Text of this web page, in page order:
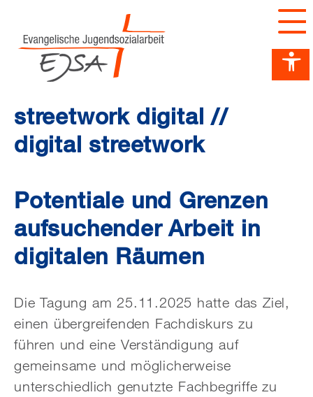
Barrierefreiheit Dashboard öffnen
Hauptnavigation anzeigen
zum Inhalt springen
Tastenkombinationen anzeigen
streetwork digital //
digital streetwork
Potentiale und Grenzen
aufsuchender Arbeit in
digitalen Räumen
Die Tagung am 25.11.2025 hatte das Ziel,
einen übergreifenden Fachdiskurs zu
führen und eine Verständigung auf
gemeinsame und möglicherweise
unterschiedlich genutzte Fachbegriffe zu